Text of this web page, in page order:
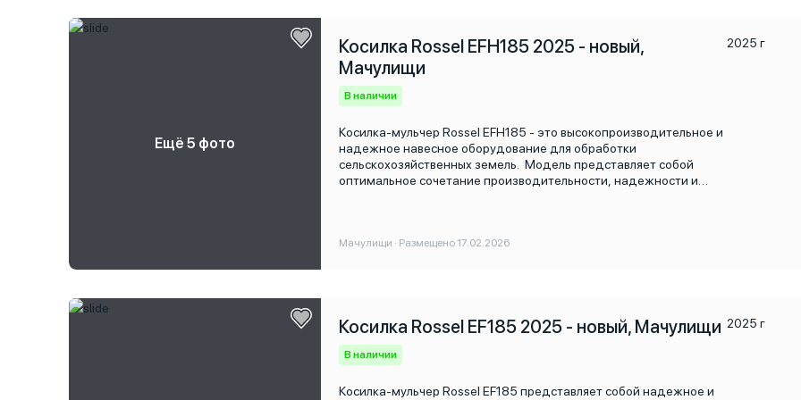
Ещё 5 фото
Косилка Rossel EFH185 2025 - новый,
Мачулищи
В наличии
Косилка-мульчер Rossel EFH185 - это высокопроизводительное и
надежное навесное оборудование для обработки
сельскохозяйственных земель. Модель представляет собой
оптимальное сочетание производительности, надежности и
2025 г
Мачулищи · Размещено 17.02.2026
Косилка Rossel EF185 2025 - новый, Мачулищи
В наличии
Косилка-мульчер Rossel EF185 представляет собой надежное и
2025 г